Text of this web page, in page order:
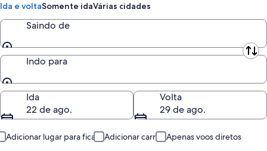
Ida e voltaSomente idaVárias cidades
Saindo de
Saindo de
Indo para
Indo para
Ida
22 de ago.
Volta
29 de ago.
Adicionar lugar para ficar Adicionar carro
Apenas voos diretos